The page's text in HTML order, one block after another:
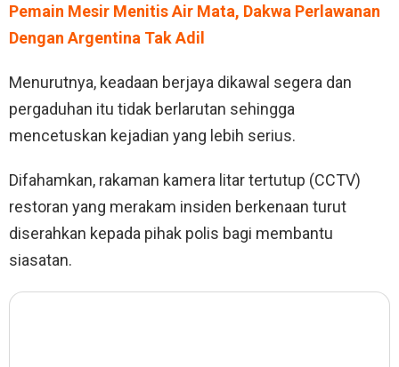
Pemain Mesir Menitis Air Mata, Dakwa Perlawanan
Dengan Argentina Tak Adil
Menurutnya, keadaan berjaya dikawal segera dan
pergaduhan itu tidak berlarutan sehingga
mencetuskan kejadian yang lebih serius.
Difahamkan, rakaman kamera litar tertutup (CCTV)
restoran yang merakam insiden berkenaan turut
diserahkan kepada pihak polis bagi membantu
siasatan.